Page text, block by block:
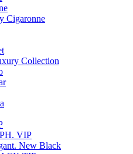
Cigaronne
Collection
VIP
New Black